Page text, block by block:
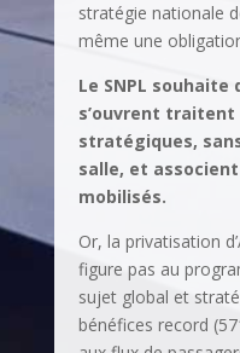
stratégie nationale
même une
Le SNPL souhaite
s’ouvrent
stratégiques,
salle, et
mobilisés.
Or, la privatisation
figure pas au
sujet global et
bénéfices record